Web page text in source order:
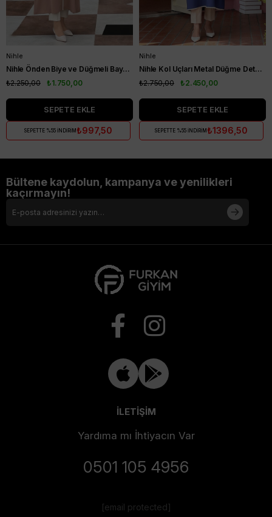
Nihle
Nihle Önden Biye ve Düğmeli Bayan Kap Camel
₺1.750,00
₺2.250,00
SEPETE EKLE
SEPETTE %55 İNDİRİM ₺997,50
Nihle
Nihle Kol Uçları Metal Düğme Detaylı Bayan Kap İndigo
₺2.450,00
₺2.750,00
SEPETE EKLE
SEPETTE %55 İNDİRİM ₺1396,50
Bültene kaydolun, kampanya ve yenilikleri
kaçırmayın!
İLETİŞİM
Yardıma mı İhtiyacın Var
0501 105 4956
[email protected]